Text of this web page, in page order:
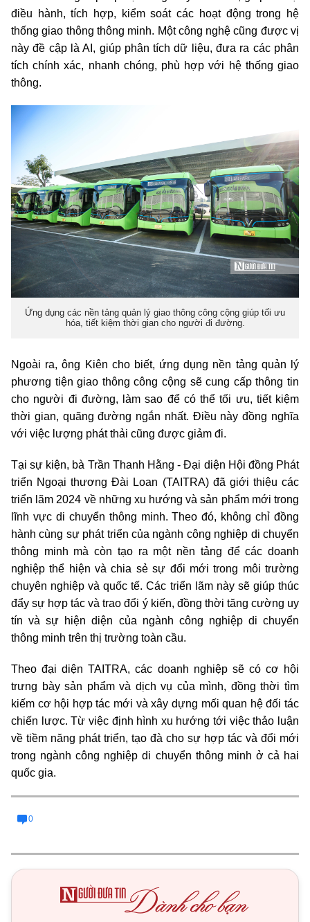
điều hành, tích hợp, kiểm soát các hoạt động trong hệ
thống giao thông thông minh. Một công nghệ cũng được vị
này đề cập là AI, giúp phân tích dữ liệu, đưa ra các phân
tích chính xác, nhanh chóng, phù hợp với hệ thống giao
thông.
Ứng dụng các nền tảng quản lý giao thông công cộng giúp tối ưu
hóa, tiết kiệm thời gian cho người đi đường.
Ngoài ra, ông Kiên cho biết, ứng dụng nền tảng quản lý
phương tiện giao thông công cộng sẽ cung cấp thông tin
cho người đi đường, làm sao để có thể tối ưu, tiết kiệm
thời gian, quãng đường ngắn nhất. Điều này đồng nghĩa
với việc lượng phát thải cũng được giảm đi.
Tại sự kiện, bà Trần Thanh Hằng - Đại diện Hội đồng Phát
triển Ngoại thương Đài Loan (TAITRA) đã giới thiệu các
triển lãm 2024 về những xu hướng và sản phẩm mới trong
lĩnh vực di chuyển thông minh. Theo đó, không chỉ đồng
hành cùng sự phát triển của ngành công nghiệp di chuyển
thông minh mà còn tạo ra một nền tảng để các doanh
nghiệp thể hiện và chia sẻ sự đổi mới trong môi trường
chuyên nghiệp và quốc tế. Các triển lãm này sẽ giúp thúc
đẩy sự hợp tác và trao đổi ý kiến, đồng thời tăng cường uy
tín và sự hiện diện của ngành công nghiệp di chuyển
thông minh trên thị trường toàn cầu.
Theo đại diện TAITRA, các doanh nghiệp sẽ có cơ hội
trưng bày sản phẩm và dịch vụ của mình, đồng thời tìm
kiếm cơ hội hợp tác mới và xây dựng mối quan hệ đối tác
chiến lược.Từ việc định hình xu hướng tới việc thảo luận
về tiềm năng phát triển, tạo đà cho sự hợp tác và đổi mới
trong ngành công nghiệp di chuyển thông minh ở cả hai
quốc gia.
0